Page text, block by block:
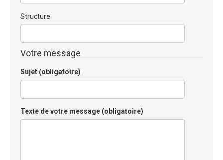
Structure
Votre message
Sujet (obligatoire)
Texte de votre message (obligatoire)